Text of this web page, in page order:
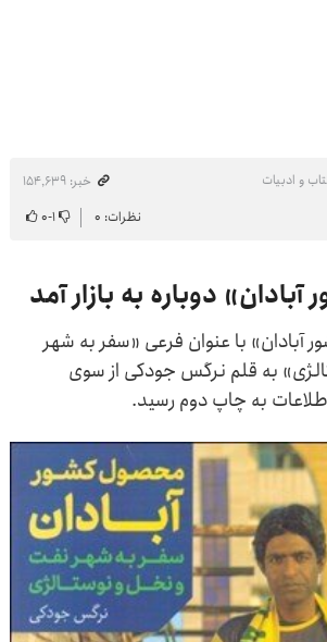
و ادبیات
خبر: ۱۵۴٬۶۳۹
نظرات: ۰ ۱-۰
دوباره به بازار آمد
با عنوان فرعی «سفر به شهر
به قلم نرگس جودکی از سوی
به چاپ دوم رسید.